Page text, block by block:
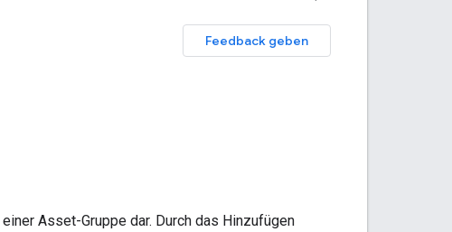
Feedback geben
Asset-Gruppe dar. Durch das Hinzufügen